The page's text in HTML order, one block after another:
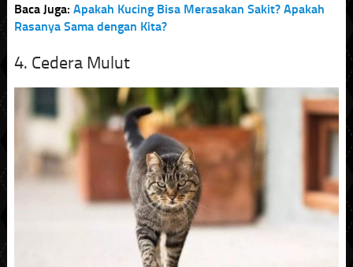
Baca Juga: Apakah Kucing Bisa Merasakan Sakit? Apakah
Rasanya Sama dengan Kita?
4. Cedera Mulut